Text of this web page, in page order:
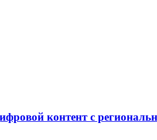
контент с